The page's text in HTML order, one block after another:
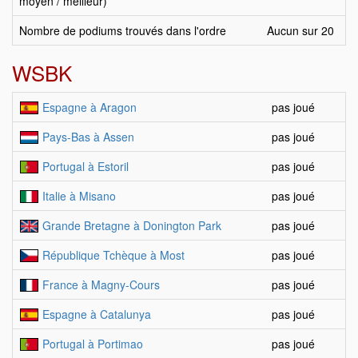
Nombre de podiums trouvés dans l'ordre
Aucun sur 20
WSBK
Espagne à Aragon
pas joué
Pays-Bas à Assen
pas joué
Portugal à Estoril
pas joué
Italie à Misano
pas joué
Grande Bretagne à Donington Park
pas joué
République Tchèque à Most
pas joué
France à Magny-Cours
pas joué
Espagne à Catalunya
pas joué
Portugal à Portimao
pas joué